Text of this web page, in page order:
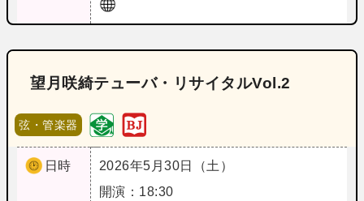
望月咲綺テューバ・リサイタルVol.2
弦・管楽器
日時
2026年5月30日（土）
開演：18:30